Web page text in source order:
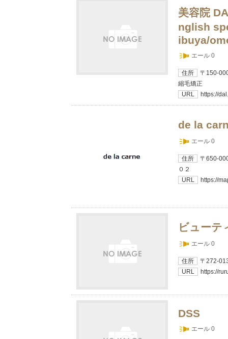
美容院
nglish
ibuya/
エール 0
住所
〒150-
縮毛矯正
URL
https://
de la
エール 0
住所
〒650-
０２
URL
https://
ビューテ
エール 0
住所
〒272-
URL
https://
DSS
エール 0